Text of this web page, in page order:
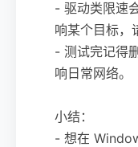
- 驱动类限速
响某个目标，
- 测试完记得
响日常网络。
小结：
- 想在